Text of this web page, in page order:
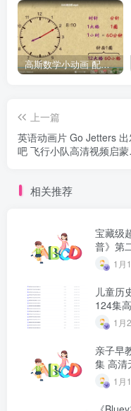
高斯数学小动画 配套小学1-6年级数学 课堂知识点动画教学视频MP4 百度网盘下载
上一篇
英语动画片 Go Jetters
吧 飞行小队高清视频启蒙
相关推荐
宝藏级
普》第
1月
儿童历
124集
1月
亲子早
集 高清
1月